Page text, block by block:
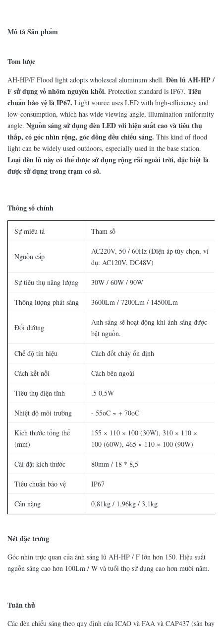
Mô tả Sản phẩm
Tom lược
AH-HP/F Flood light adopts wholeseal aluminum shell. Đèn lũ AH-HP /
F sử dụng vỏ nhôm nguyên khối. Protection standard is IP67. Tiêu
chuẩn bảo vệ là IP67. Light source uses LED with high-efficiency and
low-consumption, which has wide viewing angle, illumination uniformity
angle. Nguồn sáng sử dụng đèn LED với hiệu suất cao và tiêu thụ
thấp, có góc nhìn rộng, góc đồng đều chiếu sáng. This kind of flood
light can be widely used outdoors, especially used in the base station.
Loại đèn lũ này có thể được sử dụng rộng rãi ngoài trời, đặc biệt là
được sử dụng trong trạm cơ sở.
Thông số chính
Sự miêu tả Tham số
Nguồn cấp
AC220V, 50 / 60Hz (Điện áp tùy chọn, ví
dụ: AC120V, DC48V)
Sự tiêu thụ năng lượng 30W / 60W / 90W
Thông lượng phát sáng 3600Lm / 7200Lm / 14500Lm
Đổi đường
Ánh sáng sẽ hoạt động khi ánh sáng được
bật nguồn.
Chế độ tín hiệu Cách đốt cháy ổn định
Cách kết nối Cách bên ngoài
Tiêu thụ điện tĩnh .5 0,5W
Nhiệt độ môi trường - 55oC ~ + 70oC
Kích thước tổng thể
(mm)
155 × 110 × 100 (30W), 310 × 110 ×
100 (60W), 465 × 110 × 100 (90W)
Cài đặt kích thước 80mm / 18 * 8,5
Tiêu chuẩn bảo vệ IP67
Cân nặng 0,81kg / 1,96kg / 3,1kg
Nét đặc trưng
Góc nhìn trực quan của ánh sáng lũ AH-HP / F lớn hơn 150. Hiệu suất
nguồn sáng cao hơn 100Lm / W và tuổi thọ sử dụng cao hơn mười năm.
Tuân thủ
Các đèn chiếu sáng theo quy định của ICAO và FAA và CAP437 (sân bay